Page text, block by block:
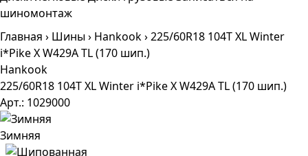
шиномонтаж
Главная › Шины› Hankook›225/60R18 104T XL Winter
i*Pike X W429A TL (170 шип.)
Hankook
225/60R18 104T XL Winter i*Pike X W429A TL (170 шип.)
Арт.: 1029000
Зимняя